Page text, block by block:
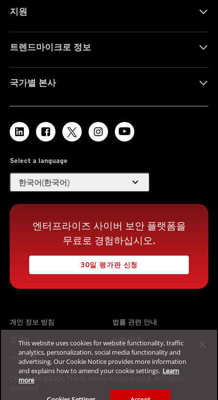
지원
트렌드마이크로 정보
국가별 본사
Select a language
한국어(한국어) expand_more
엔터프라이즈 사이버 보안 플랫폼을
무료로 경험하십시오.
30일 평가판 신청
개인 정보 방침
법률 관련 안내
접근성
이용 약관
사이트맵
Copyright ©2026 Trend Micro Incorporated. All rights
This website uses cookies for website functionality, traffic
analytics, personalization, social media functionality and
advertising. Our Cookie Notice provides more information
and explains how to amend your cookie settings. Learn
more